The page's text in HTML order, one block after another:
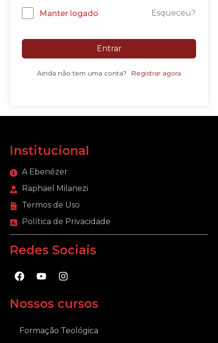
Manter logado Esqueceu?
Entrar
Ainda não tem uma conta? Registrar agora
Institucional
A Ebenézer
Raphael Milanezi
Termos de Uso
Política de Privacidade
Redes Sociais
F
a
e
b
o
Y
o
t
u
e
I
n
t
a
r
Nossos cursos
Formação Teológica